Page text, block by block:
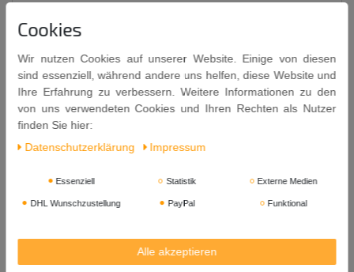
JUNMAI-SHUalc. 14,5% vol
Alkoholisches Reis Getränk
"The Superior Japanese Sake"
Köstlich zu Tempura, Fisch, Schalentieren, Gemüsegerichten und
asiatischerKüche. Auch eine leckere Basis für Brühe und
Genuss.
Zutaten: Wasser, Reis, Hefe.
Hinweis:
Cookies
Wir nutzen Cookies auf unserer Website. Einige von diesen
sind essenziell, während andere uns helfen, diese Website und
Ihre Erfahrung zu verbessern. Weitere Informationen zu den
von uns verwendeten Cookies und Ihren Rechten als Nutzer
finden Sie hier:
Daten­schutz­erklärung
Impressum
Essenziell Statistik Externe Medien
DHL Wunschzustellung PayPal Funktional
Alle akzeptieren